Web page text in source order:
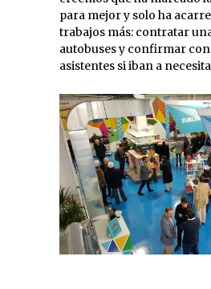
para mejor y solo ha
trabajos más: contratar
autobuses y confirmar
asistentes si iban a